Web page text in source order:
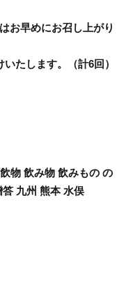
お早めにお召し上がり
たします。（計6回）
物 飲み物 飲みもの の
九州 熊本 水俣